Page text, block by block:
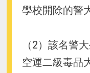
學校開除的警
（2）該名警
空運二級毒品